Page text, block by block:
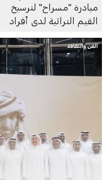
مبادرة "مسراح" لترسيخ
القيم التراثية لدى أفراد
الفن والثقافة